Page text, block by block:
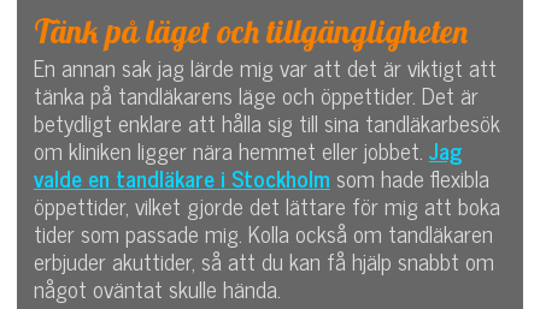
Tänk på läget och tillgängligheten
En annan sak jag lärde mig var att det är viktigt att
tänka på tandläkarens läge och öppettider. Det är
betydligt enklare att hålla sig till sina tandläkarbesök
om kliniken ligger nära hemmet eller jobbet.Jag
valde en tandläkare i Stockholm som hade flexibla
öppettider, vilket gjorde det lättare för mig att boka
tider som passade mig. Kolla också om tandläkaren
erbjuder akuttider, så att du kan få hjälp snabbt om
något oväntat skulle hända.